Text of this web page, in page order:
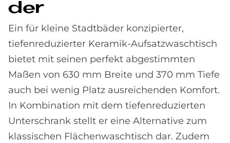
der
Ein für kleine Stadtbäder konzipierter,
tiefenreduzierter Keramik-Aufsatzwaschtisch
bietet mit seinen perfekt abgestimmten
Maßen von 630 mm Breite und 370 mm Tiefe
auch bei wenig Platz ausreichenden Komfort.
In Kombination mit dem tiefenreduzierten
Unterschrank stellt er eine Alternative zum
klassischen Flächenwaschtisch dar. Zudem